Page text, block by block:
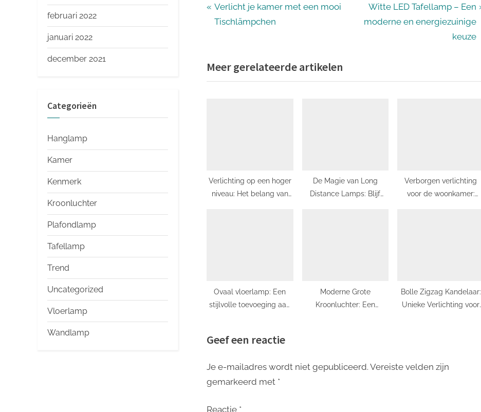
Bericht
P
r
i
o
:
Verlicht je kamer met een mooi
Tischlämpchen
N
e
o
Witte LED Tafellamp – Een
moderne en energiezuinige
keuze
Meer gerelateerde artikelen
Verlichting op een hoger
niveau: Het belang van
De Magie van Long
Distance Lamps: Blijf
Verborgen verlichting
voor de woonkamer:
Ovaal vloerlamp: Een
stijlvolle toevoeging aan
Moderne Grote
Kroonluchter: Een
Bolle Zigzag Kandelaar:
Unieke Verlichting voor
Geef een reactie
Je e-mailadres wordt niet gepubliceerd. Vereiste velden zijn
gemarkeerd met *
Reactie *
februari 2022
januari 2022
december 2021
Categorieën
Hanglamp
Kamer
Kenmerk
Kroonluchter
Plafondlamp
Tafellamp
Trend
Uncategorized
Vloerlamp
Wandlamp